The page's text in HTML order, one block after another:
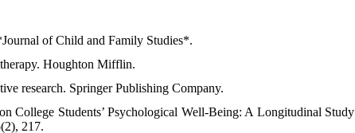
of Child and Family Studies*.
Houghton Mifflin.
research. Springer Publishing Company.
College Students’ Psychological Well-Being: A Longitudinal Study
217.